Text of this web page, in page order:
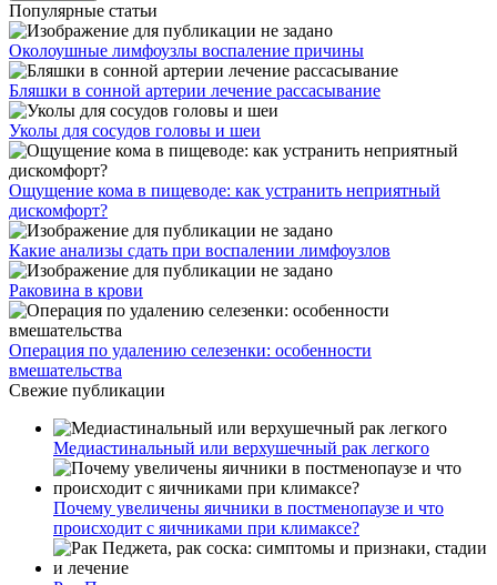
Популярные статьи
Околоушные лимфоузлы воспаление причины
Бляшки в сонной артерии лечение рассасывание
Уколы для сосудов головы и шеи
Ощущение кома в пищеводе: как устранить неприятный
дискомфорт?
Какие анализы сдать при воспалении лимфоузлов
Раковина в крови
Операция по удалению селезенки: особенности
вмешательства
Свежие публикации
Медиастинальный или верхушечный рак легкого
Почему увеличены яичники в постменопаузе и что
происходит с яичниками при климаксе?